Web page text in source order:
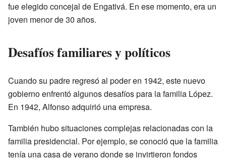
fue elegido concejal de Engativá. En ese momento, era un
joven menor de 30 años.
Desafíos familiares y políticos
Cuando su padre regresó al poder en 1942, este nuevo
gobierno enfrentó algunos desafíos para la familia López.
En 1942, Alfonso adquirió una empresa.
También hubo situaciones complejas relacionadas con la
familia presidencial. Por ejemplo, se conoció que la familia
tenía una casa de verano donde se invirtieron fondos